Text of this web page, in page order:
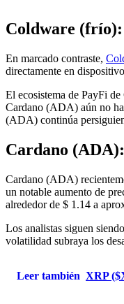
Coldware (frío):
En marcado contraste,
directamente en
El ecosistema de PayFi
Cardano (ADA) aún no
(ADA) continúa
Cardano
Cardano (ADA)
un notable aumento de
alrededor de $ 1.14 a
Los analistas siguen
volatilidad subraya los
Leer también XRP